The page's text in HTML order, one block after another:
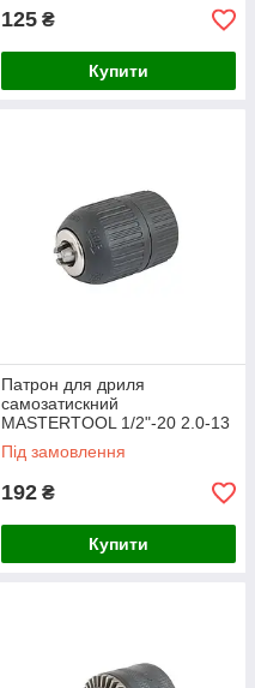
125 ₴
Купити
Патрон для дриля
самозатискний
MASTERTOOL 1/2"-20 2.0-13
мм 73-2521
Під замовлення
192 ₴
Купити